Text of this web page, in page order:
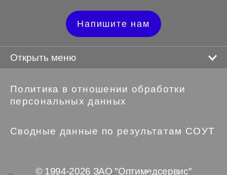
Напишите нам
Открыть меню
Политика в отношении обработки
персональных данных
Сводные данные по результатам СОУТ
© 1994-2026 ЗАО ″Оптимедсервис″